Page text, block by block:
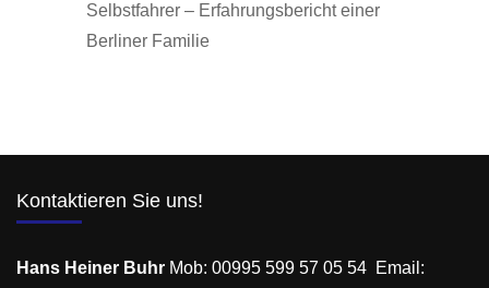
Selbstfahrer – Erfahrungsbericht einer
Berliner Familie
Kontaktieren Sie uns!
Hans Heiner Buhr Mob: 00995 599 57 05 54 Email: